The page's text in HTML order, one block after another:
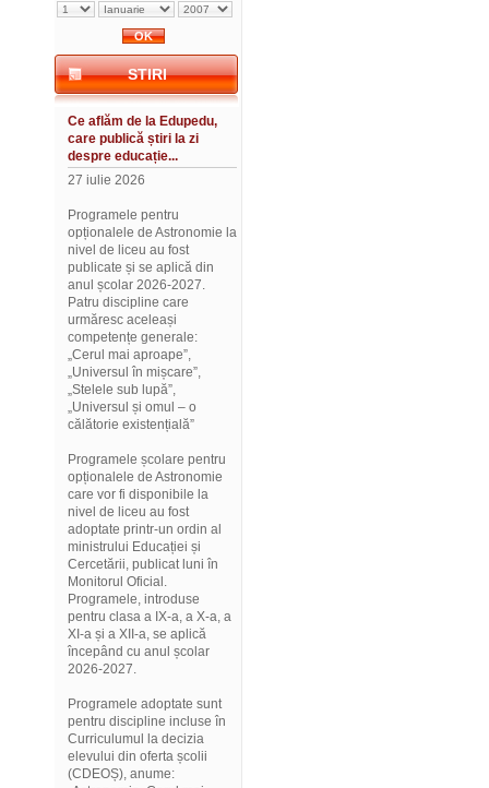
STIRI
Ce aflăm de la Edupedu,
care publică știri la zi
despre educație...
27 iulie 2026
Programele pentru
opționalele de Astronomie la
nivel de liceu au fost
publicate și se aplică din
anul școlar 2026-2027.
Patru discipline care
urmăresc aceleași
competențe generale:
„Cerul mai aproape”,
„Universul în mișcare”,
„Stelele sub lupă”,
„Universul și omul – o
călătorie existențială”
Programele școlare pentru
opționalele de Astronomie
care vor fi disponibile la
nivel de liceu au fost
adoptate printr-un ordin al
ministrului Educației și
Cercetării, publicat luni în
Monitorul Oficial.
Programele, introduse
pentru clasa a IX-a, a X-a, a
XI-a și a XII-a, se aplică
începând cu anul școlar
2026-2027.
Programele adoptate sunt
pentru discipline incluse în
Curriculumul la decizia
elevului din oferta școlii
(CDEOȘ), anume: